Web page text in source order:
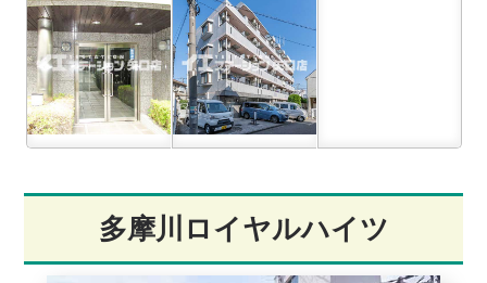
多摩川ロイヤルハイツ